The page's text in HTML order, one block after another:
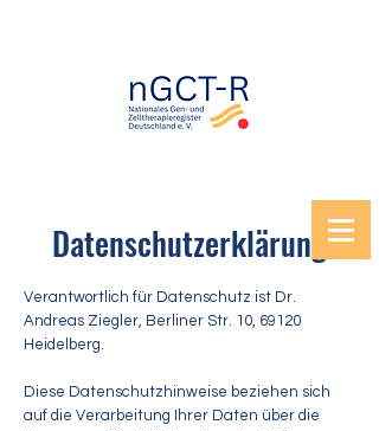
Datenschutzerklärung
Verantwortlich für Datenschutz ist Dr.
Andreas Ziegler, Berliner Str. 10, 69120
Heidelberg.
Diese Datenschutzhinweise beziehen sich
auf die Verarbeitung Ihrer Daten über die